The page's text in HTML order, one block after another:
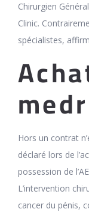
Chirurgien
Clinic.
spécialistes,
Hors un contrat
déclaré lors de
possession de
L’intervention
cancer du pénis,